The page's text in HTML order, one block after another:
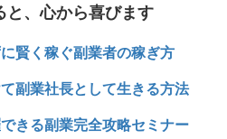
と、心から喜びます
賢く稼ぐ副業者の稼ぎ方
副業社長として生きる方法
きる副業完全攻略セミナー